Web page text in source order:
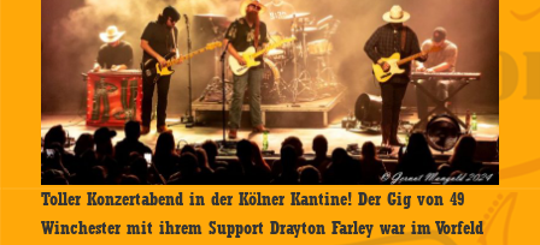
Toller Konzertabend in der Kölner Kantine! Der Gig von 49
Winchester mit ihrem Support Drayton Farley war im Vorfeld